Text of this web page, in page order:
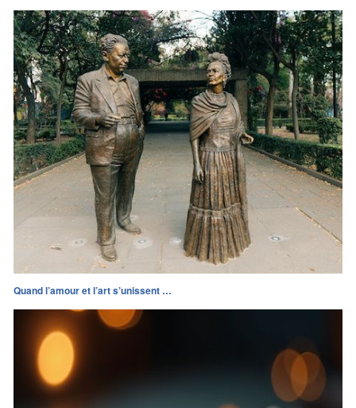
Quand l’amour et l’art s’unissent …